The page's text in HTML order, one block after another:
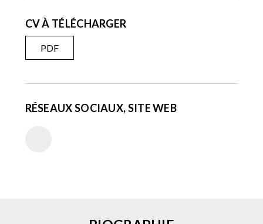
CV À TÉLÉCHARGER
PDF
RÉSEAUX SOCIAUX, SITE WEB